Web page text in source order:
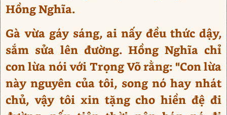
Hồng Nghĩa.
Gà vừa gáy sáng, ai nấy đều thức dậy,
sắm sửa lên đường. Hồng Nghĩa chỉ
con lừa nói với Trọng Võ rằng: "Con lừa
này nguyên của tôi, song nó hay nhát
chủ, vậy tôi xin tặng cho hiền đệ đi